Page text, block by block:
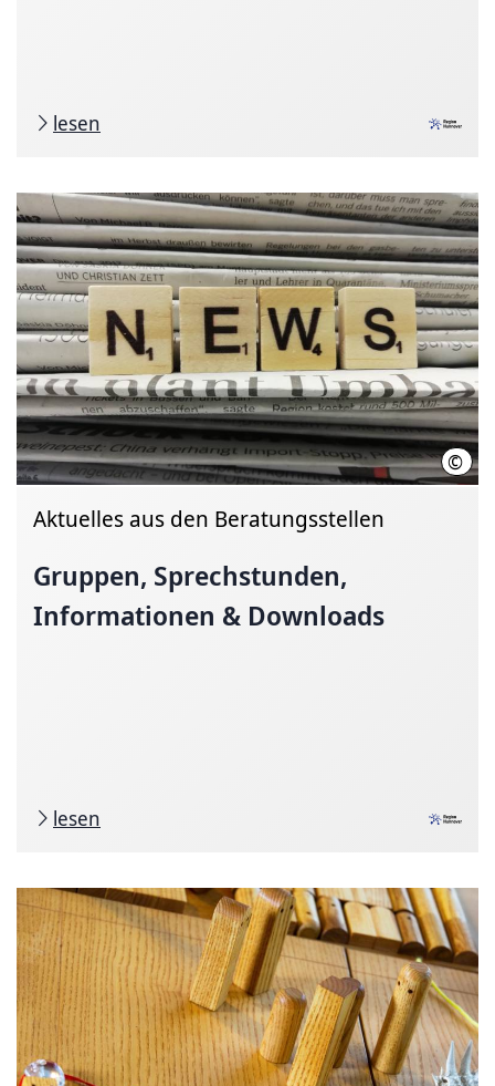
lesen
©
Aktuelles aus den Beratungsstellen
Gruppen, Sprechstunden,
Informationen & Downloads
lesen